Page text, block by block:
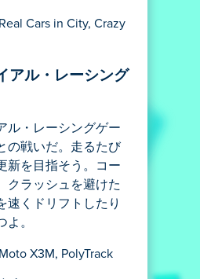
Real Cars in City, Crazy
アル・レーシング
ル・レーシングゲー
の戦いだ。走るたび
新を目指そう。コー
クラッシュを避けた
速くドリフトしたり
よ。
Moto X3M, PolyTrack